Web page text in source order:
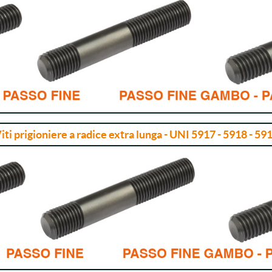
prigioniere a radice extra lunga - UNI 5917 - 5918 -